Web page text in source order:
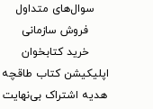
سوال‌های متداول
فروش سازمانی
خرید کتابخوان
اپلیکیشن کتاب طاقچه
هدیه اشتراک بی‌نهایت